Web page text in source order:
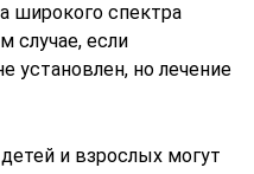
широкого спектра
случае, если
установлен, но лечение
и взрослых могут